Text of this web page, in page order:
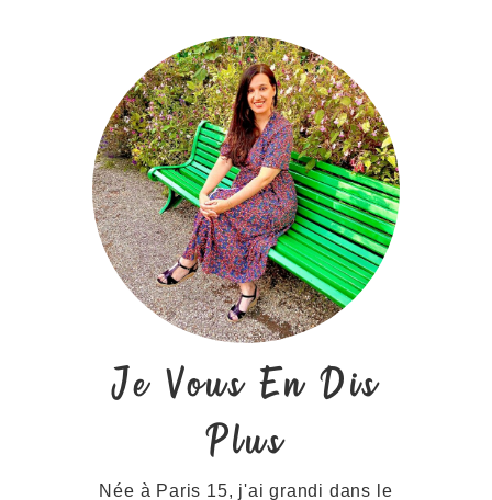
Je Vous En Dis
Plus
Née à Paris 15, j'ai grandi dans le